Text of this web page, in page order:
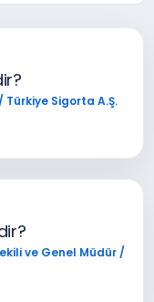
Türkiye Sigorta A.Ş.
ve Genel Müdür /